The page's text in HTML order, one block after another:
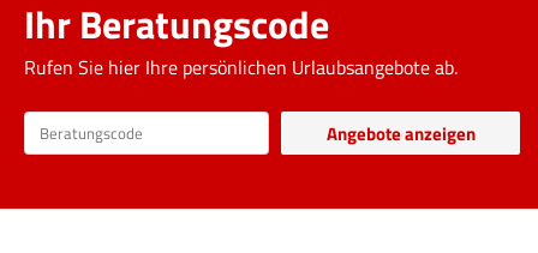
Ihr Beratungscode
Rufen Sie hier Ihre persönlichen Urlaubsangebote ab.